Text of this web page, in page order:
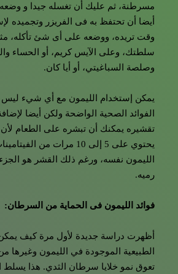
مسرطنة، ثم عليك أن تغسله جيدا و وضعه
أيضا أن تحتفظ به فى الفريزر وتجميده
وقت تريده، ووضعه على أى شئ تأكله،
سلطتك، وعلى الآيس كريم، أو الحساء
وصلصة السباغيتي، أو أيا كان.
يمكن إستخدام الليمون مع أي شيء ليس
الفوائد الصحية الواضحة ولكن أيضا
تقشيره يمكنك أن تبشره على الطعام
يحتوي على 5 إلى 10 مرات من
الليمون نفسه، ورغم ذلك القشر هو
رميه.
فوائد الليمون فى الحماية من السرطان:
أظهرت دراسة جديدة لأول مرة كيف
الطبيعية الموجودة في الليمون وغيرها
تعوق نمو خلايا سرطان الثدي. هذا يسلط